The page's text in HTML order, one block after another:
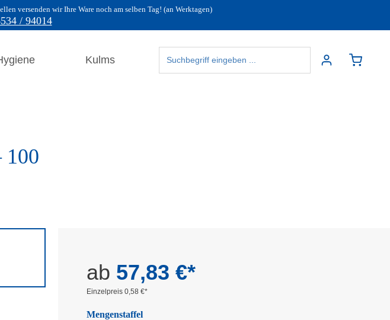
versenden wir Ihre Ware noch am selben Tag! (an Werktagen)
/ 94014
Kulms
100
ab 57,83 €*
Einzelpreis 0,58 €*
Mengenstaffel